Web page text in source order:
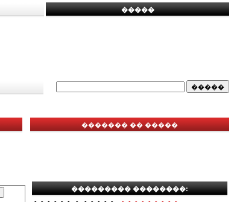
�����
������� �� �����
��������� ��������: